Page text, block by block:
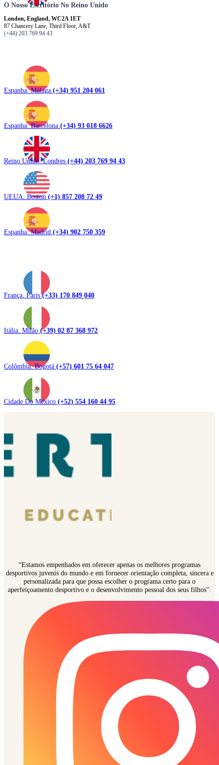
O Nosso Escritório No Reino Unido
London, England, WC2A 1ET
87 Chancery Lane, Third Floor, A&T
(+44) 203 769 94 43
Espanha. Málaga (+34) 951 204 061
Espanha. Barcelona (+34) 93 018 6626
Reino Unido. Londres (+44) 203 769 94 43
UEUA. Boston (+1) 857 208 72 49
Espanha. Madrid (+34) 902 750 359
França. Paris(+33) 170 849 040
Itália. Milão (+39) 02 87 368 972
Colômbia. Bogotá (+57) 601 75 64 047
Cidade Do México (+52) 554 160 44 95
“Estamos empenhados em oferecer apenas os melhores programas
desportivos juvenis do mundo e em fornecer orientação completa, sincera e
personalizada para que possa escolher o programa certo para o
aperfeiçoamento desportivo e o desenvolvimento pessoal dos seus filhos”.